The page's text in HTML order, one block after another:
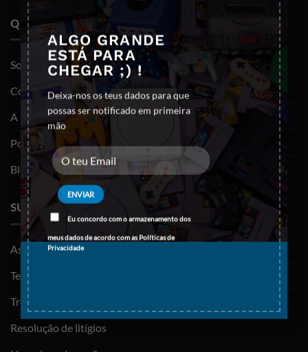
ALGO GRANDE
ESTÁ PARA
CHEGAR ;) !
Deixa-nos os teus dados para que
possas ser notificado em primeira
mão
Eu concordo com o armazenamento dos
meus dados de acordo com asPolíticas de
Privacidade
QUEM SOMOS
Sobre nós
Contactos
A minha conta
Política de privacidade
Blog
SUPORTE
As minhas encomendas
Termos e Condições
Trocas e devoluções
Resolução de litígios